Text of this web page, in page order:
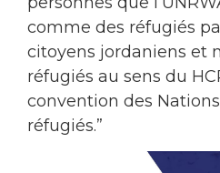
comme des réfugiés
citoyens jordaniens et
réfugiés au sens du
convention des
réfugiés.”